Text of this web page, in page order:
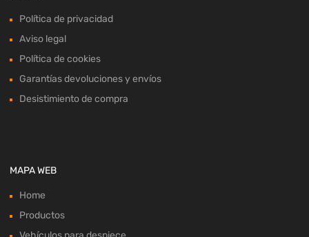
Política de privacidad
Aviso legal
Política de cookies
Garantías devoluciones y envíos
Desistimiento de compra
MAPA WEB
Home
Productos